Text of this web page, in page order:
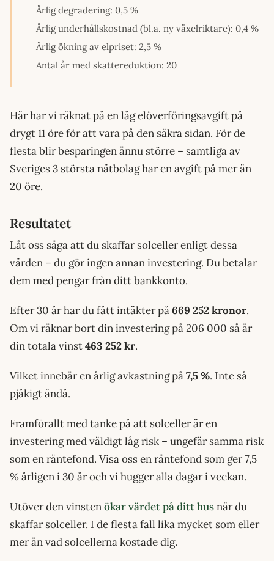
Årlig degradering: 0,5 %
Årlig underhållskostnad (bl.a. ny växelriktare): 0,4 %
Årlig ökning av elpriset: 2,5 %
Antal år med skattereduktion: 20
Här har vi räknat på en låg elöverföringsavgift på
drygt 11 öre för att vara på den säkra sidan. För de
flesta blir besparingen ännu större – samtliga av
Sveriges 3 största nätbolag har en avgift på mer än
20 öre.
Resultatet
Låt oss säga att du skaffar solceller enligt dessa
värden – du gör ingen annan investering. Du betalar
dem med pengar från ditt bankkonto.
Efter 30 år har du fått intäkter på669 252 kronor.
Om vi räknar bort din investering på 206 000 så är
din totala vinst463 252 kr.
Vilket innebär en årlig avkastning på7,5 %. Inte så
pjåkigt ändå.
Framförallt med tanke på att solceller är en
investering med väldigt låg risk – ungefär samma risk
som en räntefond. Visa oss en räntefond som ger 7,5
% årligen i 30 år och vi hugger alla dagar i veckan.
Utöver den vinstenökar värdet på ditt husnär du
skaffar solceller. I de flesta fall lika mycket som eller
mer än vad solcellerna kostade dig.